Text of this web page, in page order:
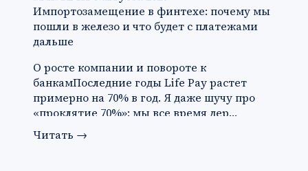
Импортозамещение в финтехе: почему мы
пошли в железо и что будет с платежами
дальше
О росте компании и повороте к
банкамПоследние годы Life Pay растет
примерно на 70% в год. Я даже шучу про
«проклятие 70%»: мы все время дер…
Читать →